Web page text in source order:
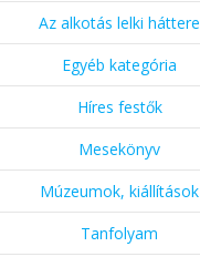
Az alkotás lelki háttere
Egyéb kategória
Híres festők
Mesekönyv
Múzeumok, kiállítások
Tanfolyam